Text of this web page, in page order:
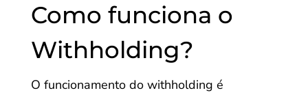
Como funciona o
Withholding?
O funcionamento do withholding é